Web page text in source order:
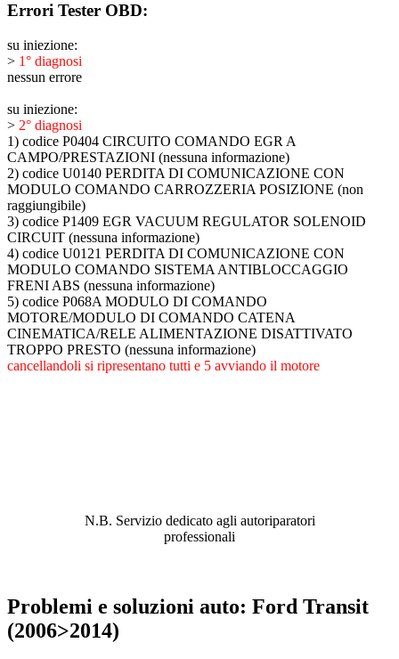
Errori Tester OBD:
su iniezione:
> 1° diagnosi
nessun errore
su iniezione:
> 2° diagnosi
1) codice P0404 CIRCUITO COMANDO EGR A
CAMPO/PRESTAZIONI (nessuna informazione)
2) codice U0140 PERDITA DI COMUNICAZIONE CON
MODULO COMANDO CARROZZERIA POSIZIONE (non
raggiungibile)
3) codice P1409 EGR VACUUM REGULATOR SOLENOID
CIRCUIT (nessuna informazione)
4) codice U0121 PERDITA DI COMUNICAZIONE CON
MODULO COMANDO SISTEMA ANTIBLOCCAGGIO
FRENI ABS (nessuna informazione)
5) codice P068A MODULO DI COMANDO
MOTORE/MODULO DI COMANDO CATENA
CINEMATICA/RELE ALIMENTAZIONE DISATTIVATO
TROPPO PRESTO (nessuna informazione)
cancellandoli si ripresentano tutti e 5 avviando il motore
N.B. Servizio dedicato agli autoriparatori
professionali
Problemi e soluzioni auto: Ford Transit
(2006>2014)